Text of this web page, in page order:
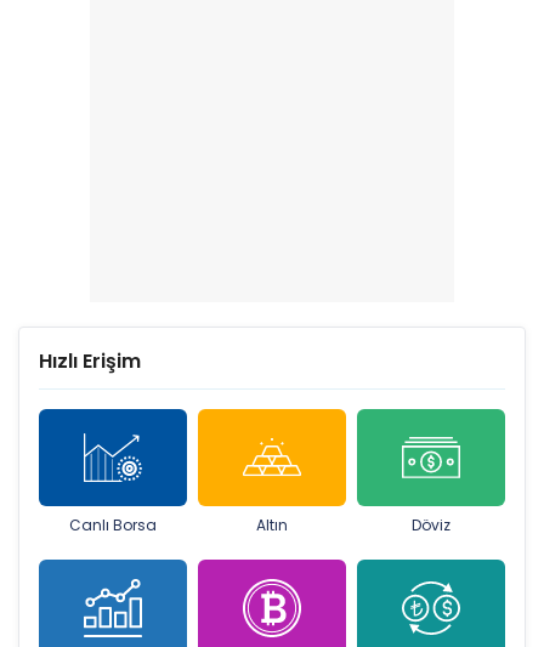
Hızlı Erişim
Canlı Borsa Altın Döviz